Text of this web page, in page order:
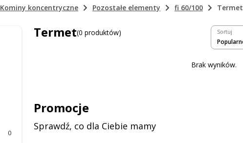
Kominy koncentryczne Pozostałe elementy fi 60/100 Termet
0
Termet(0 produktów) Sortuj
Brak wyników.
Promocje
Sprawdź, co dla Ciebie mamy